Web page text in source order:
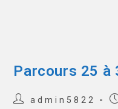
Parcours 25 à
admin5822